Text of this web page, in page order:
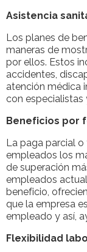
Asistencia
Los planes de
maneras de
por ellos. Estos
accidentes,
atención médica
con especialistas
Beneficios por
La paga parcial
empleados los
de superación
empleados
beneficio,
que la empresa
empleado y así,
Flexibilidad